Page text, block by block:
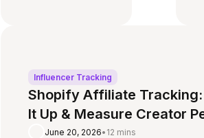
Influencer Tracking
Shopify Affiliate Tracking:
It Up & Measure Creator
June 20, 2026• 12 mins